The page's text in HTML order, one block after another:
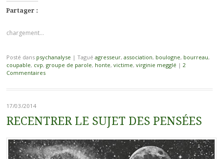
Partager :
chargement…
Posté dans psychanalyse | Tagué agresseur, association, boulogne, bourreau,
coupable, cvp, groupe de parole, honte, victime, virginie megglé | 2
Commentaires
17/03/2014
RECENTRER LE SUJET DES PENSÉES